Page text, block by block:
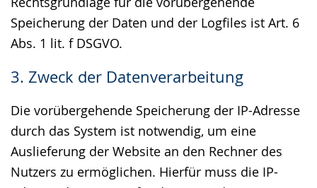
Speicherung der Daten und der Logfiles ist Art. 6
Abs. 1 lit. f DSGVO.
3. Zweck der Datenverarbeitung
Die vorübergehende Speicherung der IP-Adresse
durch das System ist notwendig, um eine
Auslieferung der Website an den Rechner des
Nutzers zu ermöglichen. Hierfür muss die IP-